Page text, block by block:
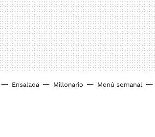
Ensalada Millonario Menú semanal